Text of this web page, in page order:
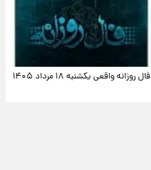
فال روزانه واقعی یکشنبه ۱۸ مرداد ۱۴۰۵